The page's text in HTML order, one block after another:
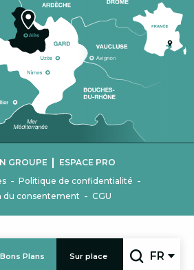
Bons Plans Sur place FR
- Politique de confidentialité -
du consentement - CGU
GROUPE | ESPACE PRO